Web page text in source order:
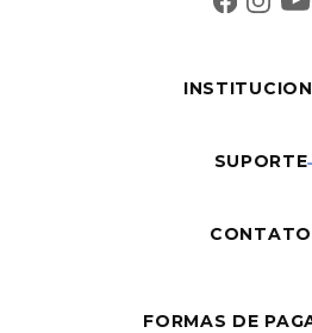
SUPORTE
CONTATO
FORMAS DE